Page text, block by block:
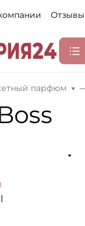
Отзывы
парфюм